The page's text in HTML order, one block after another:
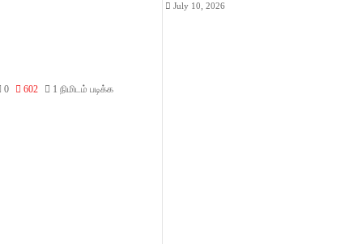
0 602 1 நிமிடம் படிக்க
July 10, 2026